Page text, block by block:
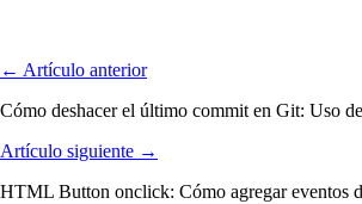
← Artículo anterior
Cómo deshacer el último commit en Git: Uso
Artículo siguiente →
HTML Button onclick: Cómo agregar eventos